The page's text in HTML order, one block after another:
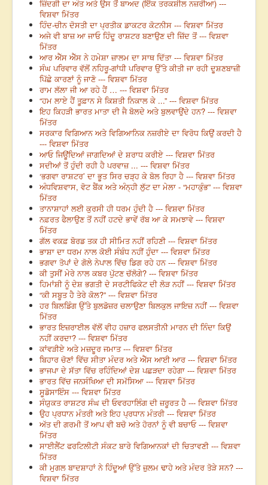
ਜ਼ਿੰਦਗੀ ਦਾ ਅੰਤ ਅਤੇ ਉਸ ਤੋਂ ਬਾਅਦ (ਇੱਕ ਤਰਕਸ਼ੀਲ ਨਜ਼ਰੀਆ) ---
ਵਿਸ਼ਵਾ ਮਿੱਤਰ
ਹਿੰਦ-ਚੀਨ ਦੋਸਤੀ ਦਾ ਪ੍ਰਤੀਕ ਡਾਕਟਰ ਕੋਟਨੀਸ --- ਵਿਸ਼ਵਾ ਮਿੱਤਰ
ਅਜੇ ਵੀ ਬਾਜ਼ ਆ ਜਾਓ ਹਿੰਦੂ ਰਾਸ਼ਟਰ ਬਣਾਉਣ ਦੀ ਜ਼ਿੱਦ ਤੋਂ --- ਵਿਸ਼ਵਾ
ਮਿੱਤਰ
ਆਰ ਐੱਸ ਐੱਸ ਨੇ ਹਮੇਸ਼ਾ ਜ਼ਾਲਮ ਦਾ ਸਾਥ ਦਿੱਤਾ --- ਵਿਸ਼ਵਾ ਮਿੱਤਰ
ਸੰਘ ਪਰਿਵਾਰ ਵੱਲੋਂ ਨਹਿਰੂ-ਗਾਂਧੀ ਪਰਿਵਾਰ ਉੱਤੇ ਕੀਤੀ ਜਾ ਰਹੀ ਦੂਸ਼ਣਬਾਜ਼ੀ
ਪਿੱਛੇ ਕਾਰਣਾਂ ਨੂੰ ਜਾਣੋ --- ਵਿਸ਼ਵਾ ਮਿੱਤਰ
ਰਾਮ ਲੱਲਾ ਜੀ ਆ ਰਹੇ ਹੈਂ … --- ਵਿਸ਼ਵਾ ਮਿੱਤਰ
“ਹਮ ਲਾਏ ਹੈਂ ਤੂਫ਼ਾਨ ਸੇ ਕਿਸ਼ਤੀ ਨਿਕਾਲ ਕੇ ...” --- ਵਿਸ਼ਵਾ ਮਿੱਤਰ
ਇਹ ਕਿਹੜੀ ਭਾਰਤ ਮਾਤਾ ਦੀ ਜੈ ਬੋਲਦੇ ਅਤੇ ਬੁਲਵਾਉਂਦੇ ਹਨ? --- ਵਿਸ਼ਵਾ
ਮਿੱਤਰ
ਸਰਕਾਰ ਵਿਗਿਆਨ ਅਤੇ ਵਿਗਿਆਨਿਕ ਨਜ਼ਰੀਏ ਦਾ ਵਿਰੋਧ ਕਿਉਂ ਕਰਦੀ ਹੈ
--- ਵਿਸ਼ਵਾ ਮਿੱਤਰ
ਆਓ ਜਿਊਂਦਿਆਂ ਜਾਗਦਿਆਂ ਦੇ ਸ਼ਰਾਧ ਕਰੀਏ --- ਵਿਸ਼ਵਾ ਮਿੱਤਰ
ਸਦੀਆਂ ਤੋਂ ਹੁੰਦੀ ਰਹੀ ਹੈ ਪਰਵਾਜ਼ ... --- ਵਿਸ਼ਵਾ ਮਿੱਤਰ
‘ਭਗਵਾ ਰਾਸ਼ਟਰ’ ਦਾ ਭੂਤ ਸਿਰ ਚੜ੍ਹ ਕੇ ਬੋਲ ਰਿਹਾ ਹੈ --- ਵਿਸ਼ਵਾ ਮਿੱਤਰ
ਅੰਧਵਿਸ਼ਵਾਸ, ਵੋਟ ਬੈਂਕ ਅਤੇ ਅੰਨ੍ਹੀ ਲੁੱਟ ਦਾ ਮੇਲਾ - “ਮਹਾਕੁੰਭ” --- ਵਿਸ਼ਵਾ
ਮਿੱਤਰ
ਤਾਨਾਸ਼ਾਹਾਂ ਲਈ ਕੁਰਸੀ ਹੀ ਧਰਮ ਹੁੰਦੀ ਹੈ --- ਵਿਸ਼ਵਾ ਮਿੱਤਰ
ਨਫ਼ਰਤ ਫੈਲਾਉਣ ਤੋਂ ਨਹੀਂ ਹਟਦੇ ਭਾਵੇਂ ਰੱਬ ਆ ਕੇ ਸਮਝਾਵੇ --- ਵਿਸ਼ਵਾ
ਮਿੱਤਰ
ਗੱਲ ਵਕਫ਼ ਬੋਰਡ ਤਕ ਹੀ ਸੀਮਿਤ ਨਹੀਂ ਰਹਿਣੀ --- ਵਿਸ਼ਵਾ ਮਿੱਤਰ
ਭਾਸ਼ਾ ਦਾ ਧਰਮ ਨਾਲ ਕੋਈ ਸੰਬੰਧ ਨਹੀਂ ਹੁੰਦਾ --- ਵਿਸ਼ਵਾ ਮਿੱਤਰ
ਭਗਵਾ ਤੋਪਾਂ ਦੇ ਗੋਲੇ ਨੇਪਾਲ ਵਿੱਚ ਡਿਗ ਰਹੇ ਹਨ --- ਵਿਸ਼ਵਾ ਮਿੱਤਰ
ਕੀ ਤੁਸੀਂ ਮੇਰੇ ਨਾਲ ਕਬਰ ਪੁੱਟਣ ਚੱਲੋਗੇ? --- ਵਿਸ਼ਵਾ ਮਿੱਤਰ
ਹਿਮਾਂਸ਼ੀ ਨੂੰ ਦੇਸ਼ ਭਗਤੀ ਦੇ ਸਰਟੀਫਿਕੇਟ ਦੀ ਲੋੜ ਨਹੀਂ --- ਵਿਸ਼ਵਾ ਮਿੱਤਰ
“ਕੀ ਸਬੂਤ ਹੈ ਤੇਰੇ ਕੋਲ?” --- ਵਿਸ਼ਵਾ ਮਿੱਤਰ
ਹਰ ਬਿਲਡਿੰਗ ਉੱਤੇ ਬੁਲਡੋਜ਼ਰ ਚਲਾਉਣਾ ਬਿਲਕੁਲ ਜਾਇਜ਼ ਨਹੀਂ --- ਵਿਸ਼ਵਾ
ਮਿੱਤਰ
ਭਾਰਤ ਇਜ਼ਰਾਈਲ ਵੱਲੋਂ ਵੀਹ ਹਜ਼ਾਰ ਫਲਸਤੀਨੀ ਮਾਰਨ ਦੀ ਨਿੰਦਾ ਕਿਉਂ
ਨਹੀਂ ਕਰਦਾ? --- ਵਿਸ਼ਵਾ ਮਿੱਤਰ
ਕਾਂਵੜੀਏ ਅਤੇ ਮਜ਼ਦੂਰ ਜਮਾਤ --- ਵਿਸ਼ਵਾ ਮਿੱਤਰ
ਬਿਹਾਰ ਚੋਣਾਂ ਵਿੱਚ ਸੀਤਾ ਮੰਦਰ ਅਤੇ ਐੱਸ ਆਈ ਆਰ --- ਵਿਸ਼ਵਾ ਮਿੱਤਰ
ਭਾਜਪਾ ਦੇ ਸੱਤਾ ਵਿੱਚ ਰਹਿੰਦਿਆਂ ਦੇਸ਼ ਪਛੜਦਾ ਰਹੇਗਾ --- ਵਿਸ਼ਵਾ ਮਿੱਤਰ
ਭਾਰਤ ਵਿੱਚ ਜਨਸੰਖਿਆ ਦੀ ਸਮੱਸਿਆ --- ਵਿਸ਼ਵਾ ਮਿੱਤਰ
ਸੂਡੋਸਾਇੰਸ --- ਵਿਸ਼ਵਾ ਮਿੱਤਰ
ਸੰਯੁਕਤ ਰਾਸ਼ਟਰ ਸੰਘ ਦੀ ਓਵਰਹਾਲਿੰਗ ਦੀ ਜ਼ਰੂਰਤ ਹੈ --- ਵਿਸ਼ਵਾ ਮਿੱਤਰ
ਉਹ ਪ੍ਰਧਾਨ ਮੰਤਰੀ ਅਤੇ ਇਹ ਪ੍ਰਧਾਨ ਮੰਤਰੀ --- ਵਿਸ਼ਵਾ ਮਿੱਤਰ
ਅੱਤ ਦੀ ਗਰਮੀ ਤੋਂ ਆਪ ਵੀ ਬਚੋ ਅਤੇ ਹੋਰਨਾਂ ਨੂੰ ਵੀ ਬਚਾਓ --- ਵਿਸ਼ਵਾ
ਮਿੱਤਰ
ਸਾਈਲੈਂਟ ਫਰਟਿਲੀਟੀ ਸੰਕਟ ਬਾਰੇ ਵਿਗਿਆਨਕਾਂ ਦੀ ਚਿਤਾਵਣੀ --- ਵਿਸ਼ਵਾ
ਮਿੱਤਰ
ਕੀ ਮੁਗਲ ਬਾਦਸ਼ਾਹਾਂ ਨੇ ਹਿੰਦੂਆਂ ਉੱਤੇ ਜ਼ੁਲਮ ਢਾਹੇ ਅਤੇ ਮੰਦਰ ਤੋੜੇ ਸਨ? ---
ਵਿਸ਼ਵਾ ਮਿੱਤਰ